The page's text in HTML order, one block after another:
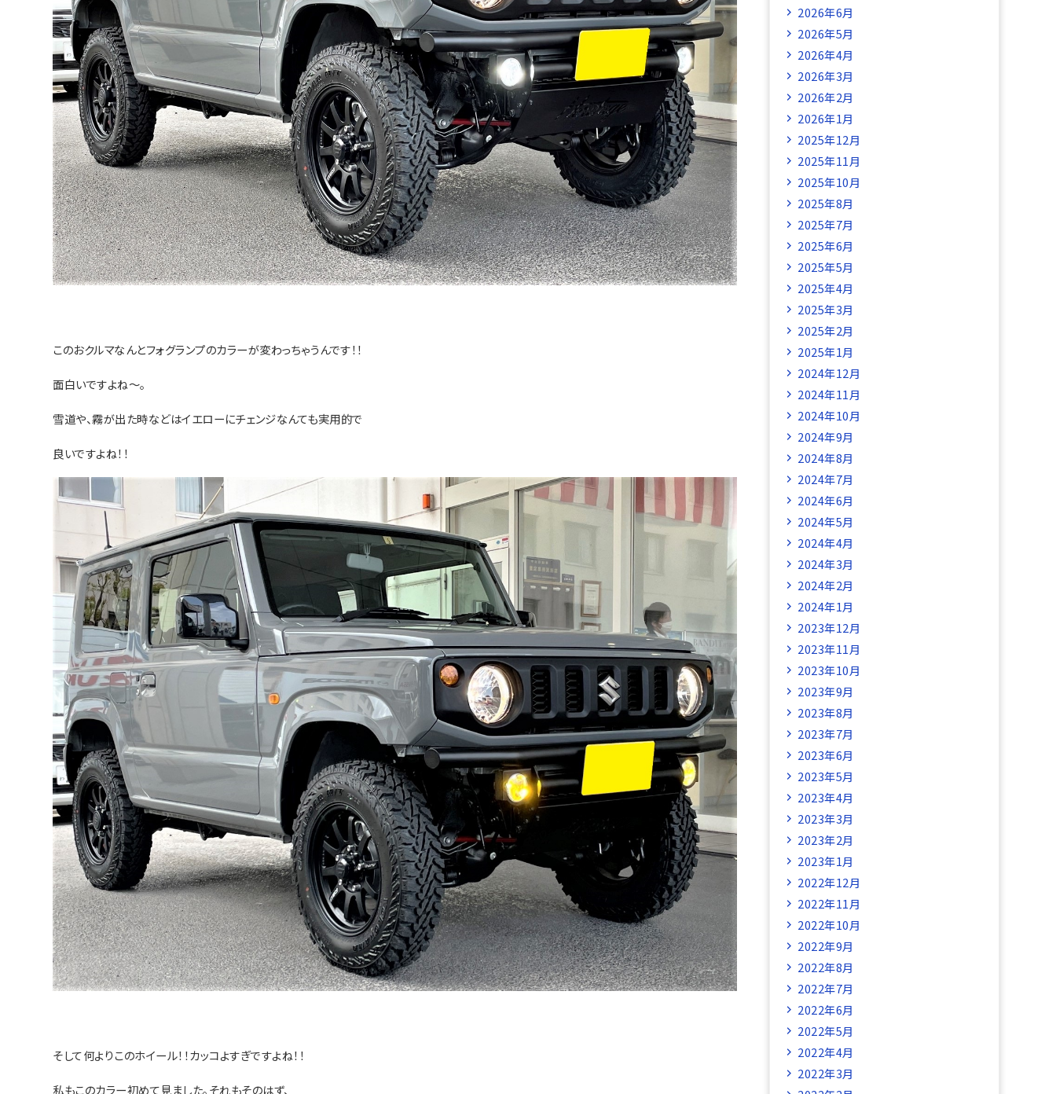
このおクルマなんとフォグランプのカラーが変わっちゃうんです！！
面白いですよね～。
雪道や、霧が出た時などはイエローにチェンジなんても実用的で
良いですよね！！
そして何よりこのホイール！！カッコよすぎですよね！！
私もこのカラー初めて見ました。それもそのはず、
2026年6月
2026年5月
2026年4月
2026年3月
2026年2月
2026年1月
2025年12月
2025年11月
2025年10月
2025年8月
2025年7月
2025年6月
2025年5月
2025年4月
2025年3月
2025年2月
2025年1月
2024年12月
2024年11月
2024年10月
2024年9月
2024年8月
2024年7月
2024年6月
2024年5月
2024年4月
2024年3月
2024年2月
2024年1月
2023年12月
2023年11月
2023年10月
2023年9月
2023年8月
2023年7月
2023年6月
2023年5月
2023年4月
2023年3月
2023年2月
2023年1月
2022年12月
2022年11月
2022年10月
2022年9月
2022年8月
2022年7月
2022年6月
2022年5月
2022年4月
2022年3月